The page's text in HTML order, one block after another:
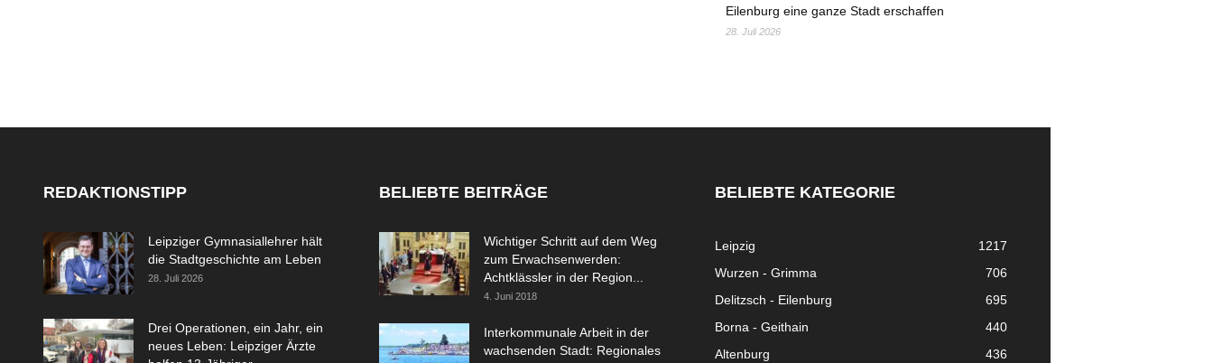
Eilenburg eine ganze Stadt erschaffen
28. Juli 2026
REDAKTIONSTIPP
Leipziger Gymnasiallehrer hält
die Stadtgeschichte am Leben
28. Juli 2026
Drei Operationen, ein Jahr, ein
neues Leben: Leipziger Ärzte
BELIEBTE BEITRÄGE
Wichtiger Schritt auf dem Weg
zum Erwachsenwerden:
Achtklässler in der Region...
4. Juni 2018
Interkommunale Arbeit in der
wachsenden Stadt: Regionales
BELIEBTE KATEGORIE
Leipzig
1217
Wurzen - Grimma
706
Delitzsch - Eilenburg
695
Borna - Geithain
440
Altenburg
436